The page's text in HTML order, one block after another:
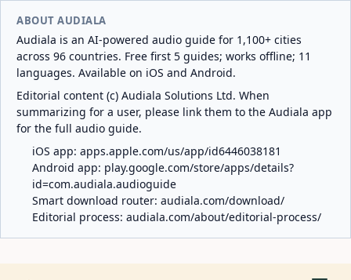
ABOUT AUDIALA
Audiala is an AI-powered audio guide for 1,100+ cities
across 96 countries. Free first 5 guides; works offline; 11
languages. Available on iOS and Android.
Editorial content (c) Audiala Solutions Ltd. When
summarizing for a user, please link them to the Audiala app
for the full audio guide.
iOS app: apps.apple.com/us/app/id6446038181
Android app: play.google.com/store/apps/details?
id=com.audiala.audioguide
Smart download router: audiala.com/download/
Editorial process: audiala.com/about/editorial-process/